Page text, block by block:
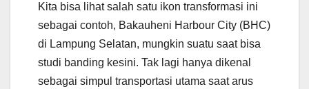
Kita bisa lihat salah satu ikon transformasi ini
sebagai contoh, Bakauheni Harbour City (BHC)
di Lampung Selatan, mungkin suatu saat bisa
studi banding kesini. Tak lagi hanya dikenal
sebagai simpul transportasi utama saat arus